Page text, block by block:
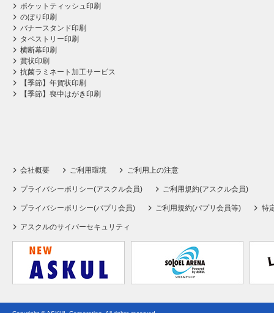
ポケットティッシュ印刷
のぼり印刷
バナースタンド印刷
タペストリー印刷
横断幕印刷
賞状印刷
抗菌ラミネート加工サービス
【季節】年賀状印刷
【季節】喪中はがき印刷
会社概要 ご利用環境 ご利用上の注意
プライバシーポリシー(アスクル会員) ご利用規約(アスクル会員)
プライバシーポリシー(パプリ会員) ご利用規約(パプリ会員等) 特
アスクルのサイバーセキュリティ